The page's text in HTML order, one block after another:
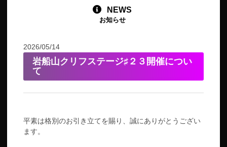
NEWS
お知らせ
2026/05/14
岩船山クリフステージ♯２３開催につい
て
平素は格別のお引き立てを賜り、誠にありがとうござい
ます。